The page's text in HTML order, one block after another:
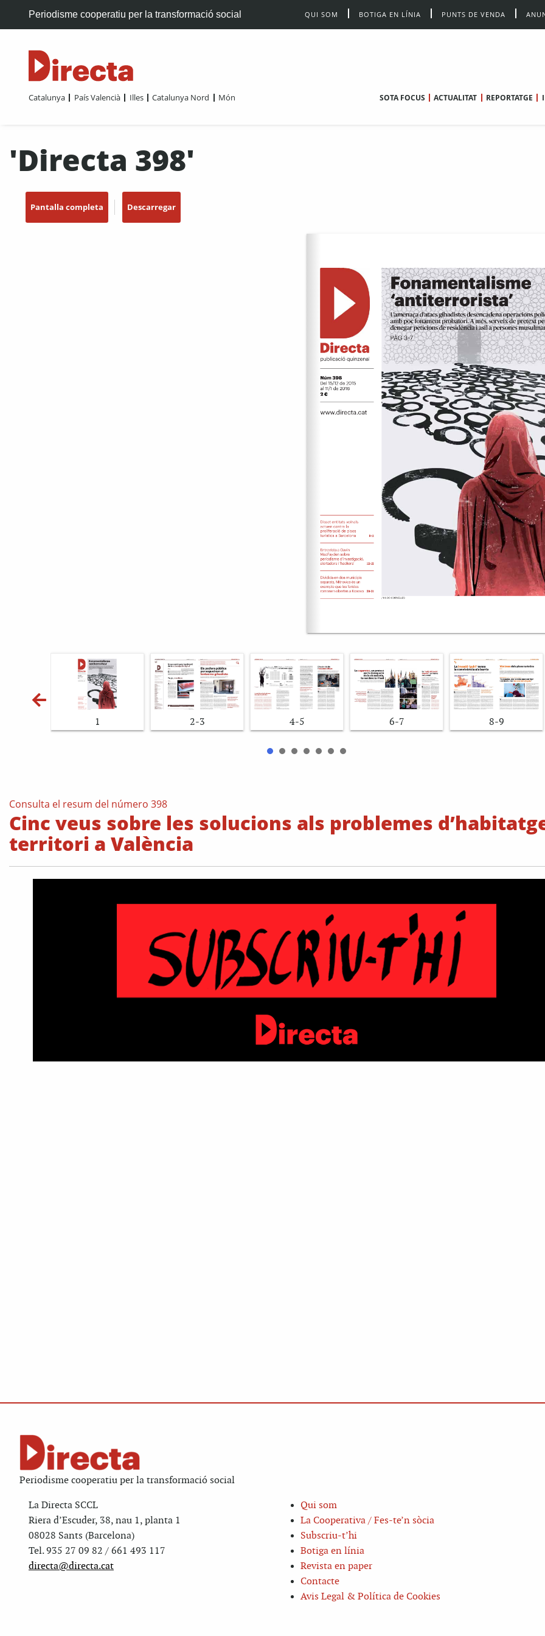
Periodisme cooperatiu per la transformació social QUI SOM BOTIGA EN LÍNIA PUNTS DE VENDA
Catalunya País Valencià Illes Catalunya Nord Món SOTA FOCUS ACTUALITAT REPORTATGE
'Directa 398'
Pantalla completa Descarregar
1 2-3 4-5 6-7 8-9
Consulta el resum del número 398
Cinc veus sobre les solucions als problemes
territori a València
Periodisme cooperatiu per la transformació social
La Directa SCCL
Riera d’Escuder, 38, nau 1, planta 1
08028 Sants (Barcelona)
Tel. 935 27 09 82 / 661 493 117
directa@directa.cat
Qui som
La Cooperativa / Fes-te’n sòcia
Subscriu-t’hi
Botiga en línia
Revista en paper
Contacte
Avis Legal & Política de Cookies